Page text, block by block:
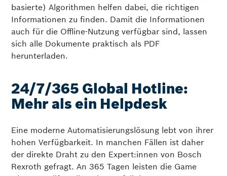
basierte) Algorithmen helfen dabei, die richtigen
Informationen zu finden. Damit die Informationen
auch für die Offline-Nutzung verfügbar sind, lassen
sich alle Dokumente praktisch als PDF
herunterladen.
24/7/365 Global Hotline:
Mehr als ein Helpdesk
Eine moderne Automatisierungslösung lebt von ihrer
hohen Verfügbarkeit. In manchen Fällen ist daher
der direkte Draht zu den Expert:innen von Bosch
Rexroth gefragt. An 365 Tagen leisten die Game